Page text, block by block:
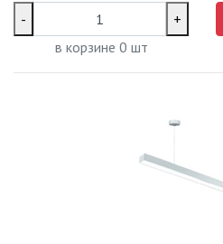
-
+
в корзине 0 шт